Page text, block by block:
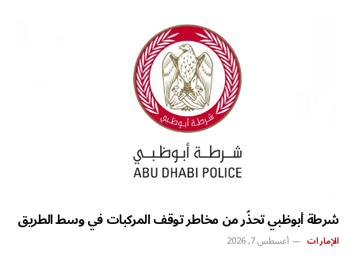
شرطة أبوظبي تحذّر من مخاطر توقف المركبات في وسط الطريق
الإمارات أغسطس 7, 2026